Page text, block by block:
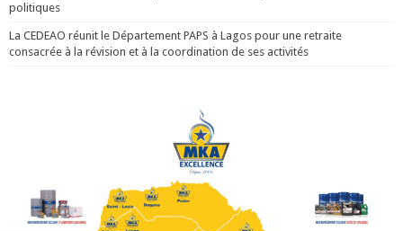
politiques
La CEDEAO réunit le Département PAPS à Lagos pour une retraite
consacrée à la révision et à la coordination de ses activités